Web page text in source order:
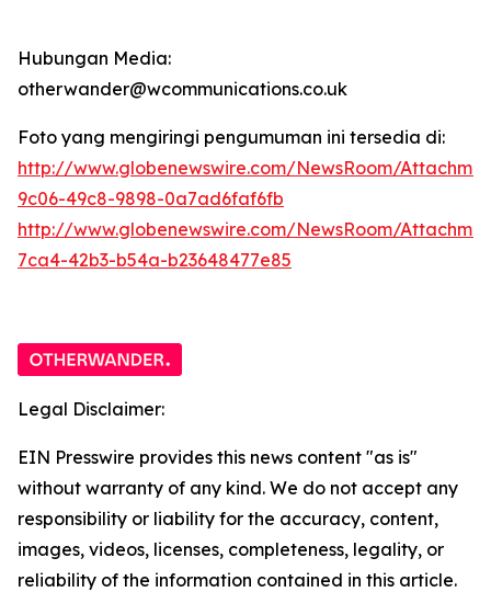
Hubungan Media:
otherwander@wcommunications.co.uk
Foto yang mengiringi pengumuman ini tersedia di:
http://www.globenewswire.com/NewsRoom/
9c06-49c8-9898-0a7ad6faf6fb
http://www.globenewswire.com/NewsRoom/
7ca4-42b3-b54a-b23648477e85
Legal Disclaimer:
EIN Presswire provides this news content "as is"
without warranty of any kind. We do not accept any
responsibility or liability for the accuracy, content,
images, videos, licenses, completeness, legality, or
reliability of the information contained in this article.